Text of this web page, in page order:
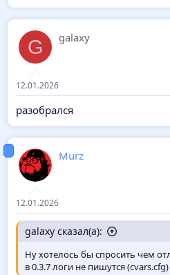
G galaxy
12.01.2026
разобрался
Murz
12.01.2026
galaxy сказал(а):
Ну хотелось бы спросить чем
в 0.3.7 логи не пишутся (cvars.cfg)